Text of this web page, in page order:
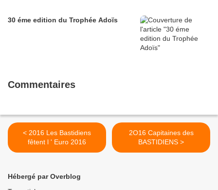
30 éme edition du Trophée Adoïs
Commentaires
< 2016 Les Bastidiens
fêtent l ' Euro 2016
2O16 Capitaines des
BASTIDIENS >
Hébergé par Overblog